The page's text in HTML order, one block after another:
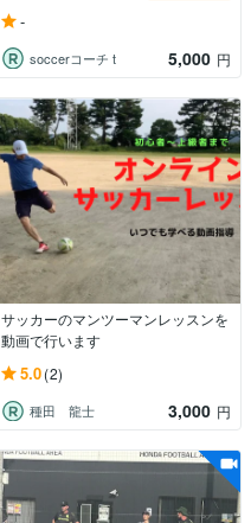
-
soccerコーチ t 5,000 円
サッカーのマンツーマンレッスンを
動画で行います
5.0(2)
種田 龍士 3,000 円